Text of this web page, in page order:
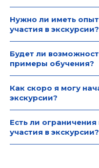
Нужно ли иметь
участия в экскурсии?
Будет ли
примеры обучения?
Как скоро я могу
экскурсии?
Есть ли
участия в экскурсии?